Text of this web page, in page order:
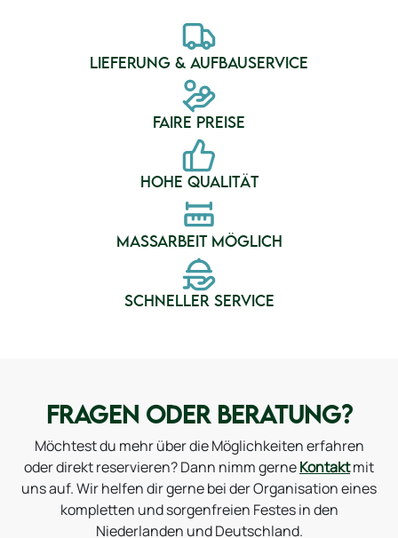
LIEFERUNG & AUFBAUSERVICE
FAIRE PREISE
HOHE QUALITÄT
MASSARBEIT MÖGLICH
SCHNELLER SERVICE
FRAGEN ODER BERATUNG?
Möchtest du mehr über die Möglichkeiten erfahren
oder direkt reservieren? Dann nimm gerneKontaktmit
uns auf. Wir helfen dir gerne bei der Organisation eines
kompletten und sorgenfreien Festes in den
Niederlanden und Deutschland.